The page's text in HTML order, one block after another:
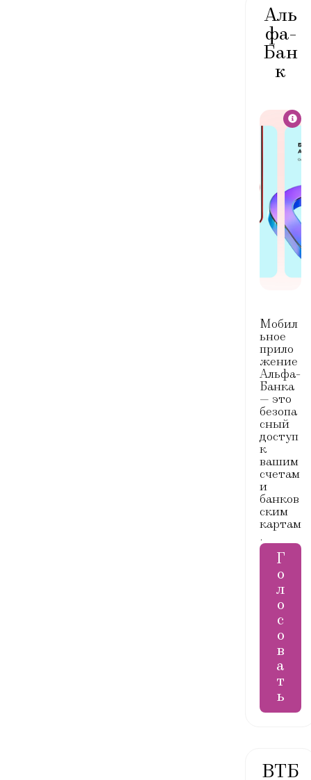
Аль
фа-
Бан
к
Функцио
возможн
Управл
ение
продук
тами
ивание
истори
и
операц
ий,
кэшбэк
а и
детальн
ая
ика
расход
ов по
катего
риям и
нам с
помощь
диагра
мм
Справк
ии
Мобил
ьное
прило
жение
Альфа-
Банка
— это
безопа
сный
доступ
к
вашим
счетам
и
банков
ским
картам
.
Г
о
л
о
с
о
в
а
т
ь
ВТБ